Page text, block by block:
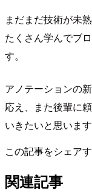
まだまだ技術が未
たくさん学んでブ
す。
アノテーションの
応え、また後輩に
いきたいと思います
この記事をシェア
関連記事